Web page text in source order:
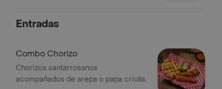
Entradas
Combo Chorizo
Chorizos santarrosanos
acompañados de arepa o papa criolla.